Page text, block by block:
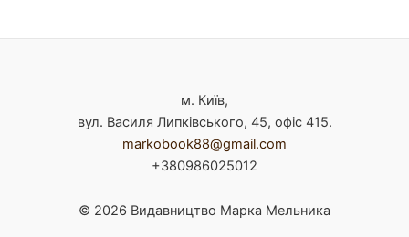
м. Київ,
вул. Василя Липківського, 45, офіс 415.
markobook88@gmail.com
+380986025012
© 2026 Видавництво Марка Мельника